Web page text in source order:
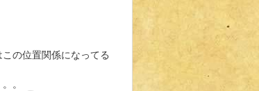
の位置関係になってる
。